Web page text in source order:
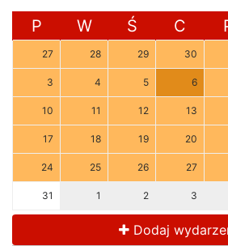
P W Ś C
27 28 29 30
3 4 5 6
10 11 12 13
17 18 19 20
24 25 26 27
31 1 2 3
Dodaj